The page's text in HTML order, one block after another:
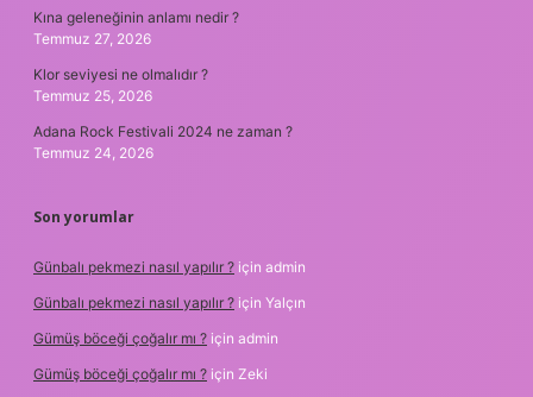
Kına geleneğinin anlamı nedir ?
Temmuz 27, 2026
Klor seviyesi ne olmalıdır ?
Temmuz 25, 2026
Adana Rock Festivali 2024 ne zaman ?
Temmuz 24, 2026
Son yorumlar
Günbalı pekmezi nasıl yapılır ? için admin
Günbalı pekmezi nasıl yapılır ? için Yalçın
Gümüş böceği çoğalır mı ? için admin
Gümüş böceği çoğalır mı ? için Zeki